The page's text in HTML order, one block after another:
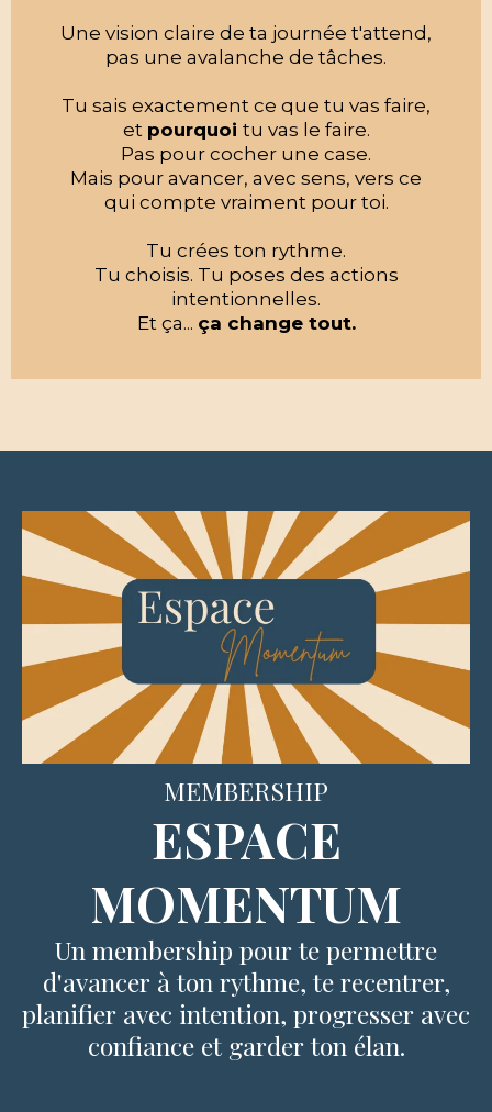
Une vision claire de ta journée t'attend,
pas une avalanche de tâches.
Tu sais exactement ce que tu vas faire,
et pourquoi tu vas le faire.
Pas pour cocher une case.
Mais pour avancer, avec sens, vers ce
qui compte vraiment pour toi.
Tu crées ton rythme.
Tu choisis. Tu poses des actions
intentionnelles.
Et ça... ça change tout.
MEMBERSHIP
ESPACE
MOMENTUM
Un membership pour te permettre
d'avancer à ton rythme, te recentrer,
planifier avec intention, progresser avec
confiance et garder ton élan.